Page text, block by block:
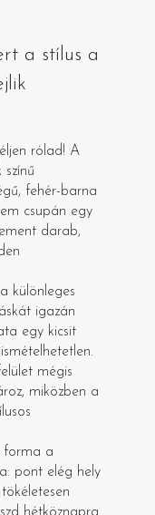
a stílus a
rólad! A
színű
fehér-barna
csupán egy
darab,
különleges
igazán
egy kicsit
mégis
miközben a
forma a
pont elég hely